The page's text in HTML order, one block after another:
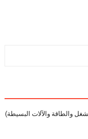
والطاقة والآلات البسيطة)